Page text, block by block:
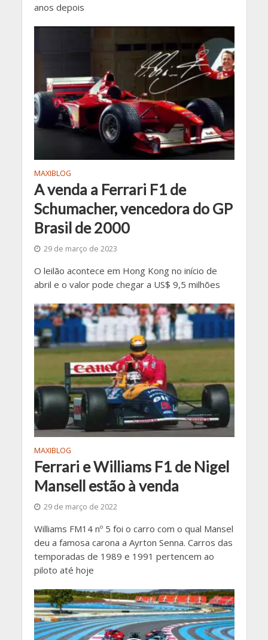
anos depois
MAXIBLOG
A venda a Ferrari F1 de
Schumacher, vencedora do GP
Brasil de 2000
29 de março de 2023
O leilão acontece em Hong Kong no início de
abril e o valor pode chegar a US$ 9,5 milhões
MAXIBLOG
Ferrari e Williams F1 de Nigel
Mansell estão à venda
29 de março de 2022
Williams FM14 nº 5 foi o carro com o qual Mansel
deu a famosa carona a Ayrton Senna. Carros das
temporadas de 1989 e 1991 pertencem ao
piloto até hoje